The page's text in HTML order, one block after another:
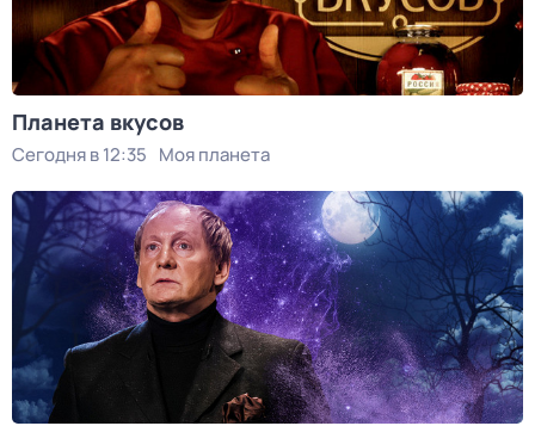
Планета вкусов
Сегодня в 12:35 Моя планета